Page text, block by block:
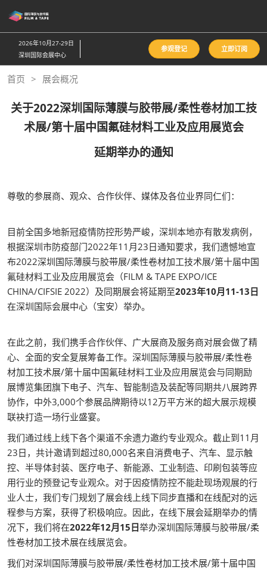
接
跳
至
内
2026年10月27-29日
深圳国际会展中心
参观登记 立即订阅
首页 展会概况
关于2022深圳国际薄膜与胶带展/柔性卷材加工技
术展/第十届中国氟硅材料工业及应用展览会
延期举办的通知
尊敬的参展商、观众、合作伙伴、媒体及各位业界同仁们：
目前全国多地新冠疫情防控形势严峻，深圳本地亦有散发病例，
根据深圳市防疫部门2022年11月23日通知要求，我们遗憾地宣
布2022深圳国际薄膜与胶带展/柔性卷材加工技术展/第十届中国
氟硅材料工业及应用展览会（FILM & TAPE EXPO/ICE
CHINA/CIFSIE 2022）及同期展会将延期至2023年10月11-13日
在深圳国际会展中心（宝安）举办。
在此之前，我们携手合作伙伴、广大展商及服务商对展会做了精
心、全面的安全复展筹备工作。深圳国际薄膜与胶带展/柔性卷
材加工技术展/第十届中国氟硅材料工业及应用展览会与同期励
展博览集团旗下电子、汽车、智能制造及装配等同期共八展跨界
协作，中外3,000个参展品牌期待以12万平方米的超大展示规模
联袂打造一场行业盛宴。
我们通过线上线下各个渠道不余遗力邀约专业观众。截止到11月
23日，共计邀请到超过80,000名来自消费电子、汽车、显示触
控、半导体封装、医疗电子、新能源、工业制造、印刷包装等应
用行业的预登记专业观众。对于因疫情防控不能赴现场观展的行
业人士，我们专门规划了展会线上线下同步直播和在线配对的远
程参与方案，获得了积极响应。因此，在线下展会延期举办的情
况下，我们将在2022年12月15日举办深圳国际薄膜与胶带展/柔
性卷材加工技术展在线展览会。
我们对深圳国际薄膜与胶带展/柔性卷材加工技术展/第十届中国